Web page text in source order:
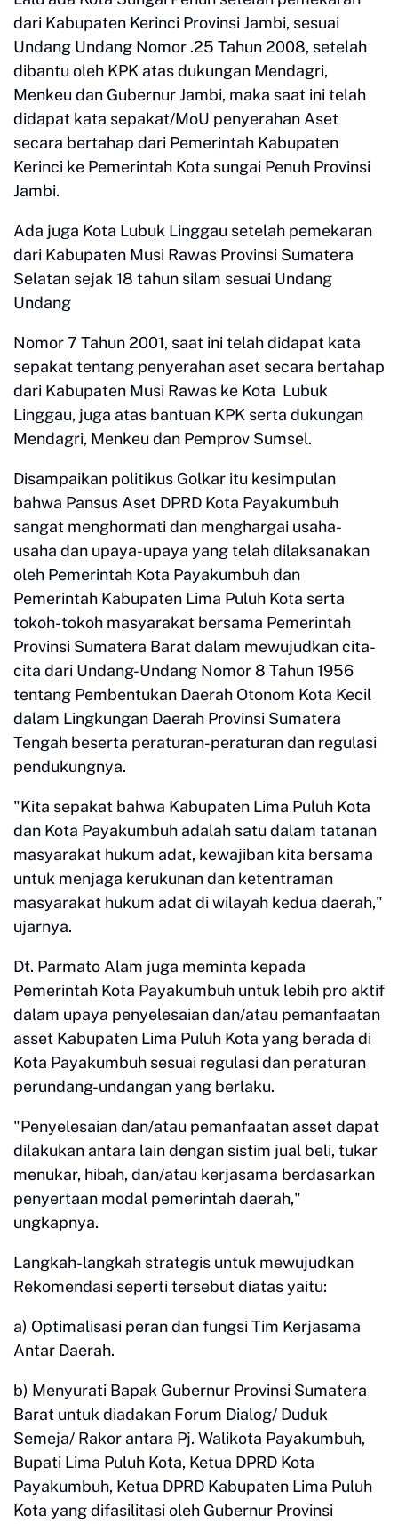
dari Kabupaten Kerinci Provinsi Jambi, sesuai
Undang Undang Nomor .25 Tahun 2008, setelah
dibantu oleh KPK atas dukungan Mendagri,
Menkeu dan Gubernur Jambi, maka saat ini telah
didapat kata sepakat/MoU penyerahan Aset
secara bertahap dari Pemerintah Kabupaten
Kerinci ke Pemerintah Kota sungai Penuh Provinsi
Jambi.
Ada juga Kota Lubuk Linggau setelah pemekaran
dari Kabupaten Musi Rawas Provinsi Sumatera
Selatan sejak 18 tahun silam sesuai Undang
Undang
Nomor 7 Tahun 2001, saat ini telah didapat kata
sepakat tentang penyerahan aset secara bertahap
dari Kabupaten Musi Rawas ke Kota Lubuk
Linggau, juga atas bantuan KPK serta dukungan
Mendagri, Menkeu dan Pemprov Sumsel.
Disampaikan politikus Golkar itu kesimpulan
bahwa Pansus Aset DPRD Kota Payakumbuh
sangat menghormati dan menghargai usaha-
usaha dan upaya-upaya yang telah dilaksanakan
oleh Pemerintah Kota Payakumbuh dan
Pemerintah Kabupaten Lima Puluh Kota serta
tokoh-tokoh masyarakat bersama Pemerintah
Provinsi Sumatera Barat dalam mewujudkan cita-
cita dari Undang-Undang Nomor 8 Tahun 1956
tentang Pembentukan Daerah Otonom Kota Kecil
dalam Lingkungan Daerah Provinsi Sumatera
Tengah beserta peraturan-peraturan dan regulasi
pendukungnya.
"Kita sepakat bahwa Kabupaten Lima Puluh Kota
dan Kota Payakumbuh adalah satu dalam tatanan
masyarakat hukum adat, kewajiban kita bersama
untuk menjaga kerukunan dan ketentraman
masyarakat hukum adat di wilayah kedua daerah,"
ujarnya.
Dt. Parmato Alam juga meminta kepada
Pemerintah Kota Payakumbuh untuk lebih pro aktif
dalam upaya penyelesaian dan/atau pemanfaatan
asset Kabupaten Lima Puluh Kota yang berada di
Kota Payakumbuh sesuai regulasi dan peraturan
perundang-undangan yang berlaku.
"Penyelesaian dan/atau pemanfaatan asset dapat
dilakukan antara lain dengan sistim jual beli, tukar
menukar, hibah, dan/atau kerjasama berdasarkan
penyertaan modal pemerintah daerah,"
ungkapnya.
Langkah-langkah strategis untuk mewujudkan
Rekomendasi seperti tersebut diatas yaitu:
a) Optimalisasi peran dan fungsi Tim Kerjasama
Antar Daerah.
b) Menyurati Bapak Gubernur Provinsi Sumatera
Barat untuk diadakan Forum Dialog/ Duduk
Semeja/ Rakor antara Pj. Walikota Payakumbuh,
Bupati Lima Puluh Kota, Ketua DPRD Kota
Payakumbuh, Ketua DPRD Kabupaten Lima Puluh
Kota yang difasilitasi oleh Gubernur Provinsi